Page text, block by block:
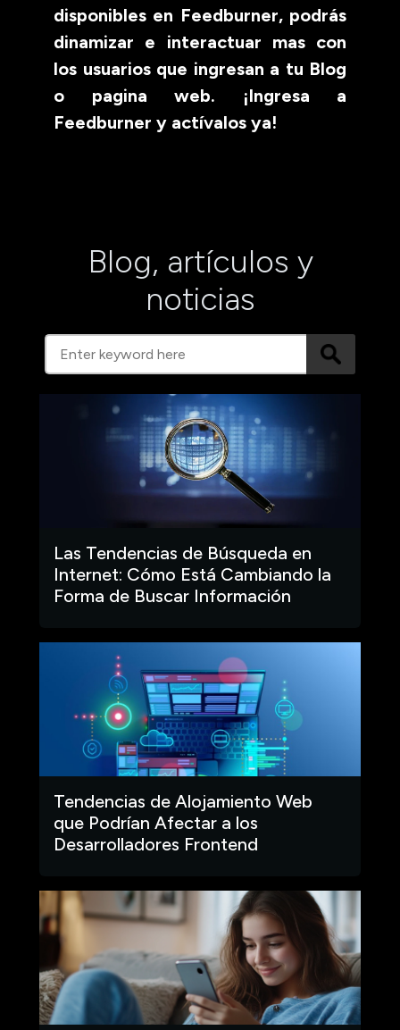
disponibles en Feedburner, podrás
dinamizar e interactuar mas con
los usuarios que ingresan a tu Blog
o pagina web. ¡Ingresa a
Feedburner y actívalos ya!
Blog, artículos y
noticias
Las Tendencias de Búsqueda en
Internet: Cómo Está Cambiando la
Forma de Buscar Información
Tendencias de Alojamiento Web
que Podrían Afectar a los
Desarrolladores Frontend